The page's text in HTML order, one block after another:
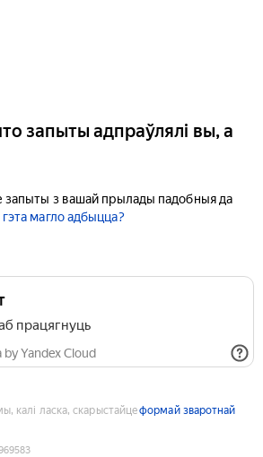
запыты адпраўлялі вы, а
запыты з вашай прылады падобныя да
магло адбыцца?
працягнуць
Yandex Cloud
калі ласка, скарыстайцеформай зваротнай